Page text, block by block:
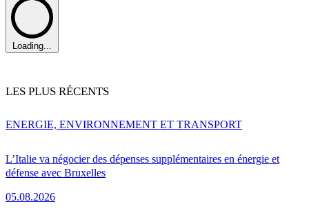
Loading...
LES PLUS RÉCENTS
L’Italie va négocier des dépenses supplémentaires en énergie et
défense avec Bruxelles
05.08.2026
ENERGIE, ENVIRONNEMENT ET TRANSPORT